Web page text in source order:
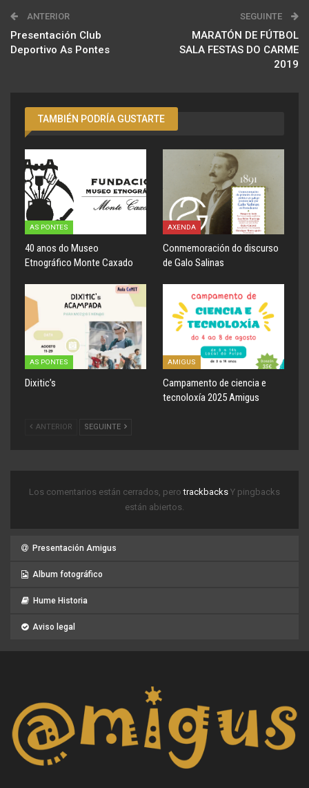
ANTERIOR
Presentación Club
Deportivo As Pontes
SEGUINTE
MARATÓN DE FÚTBOL
SALA FESTAS DO CARME
2019
TAMBIÉN PODRÍA GUSTARTE
AS PONTES
40 anos do Museo
Etnográfico Monte Caxado
AXENDA
Conmemoración do discurso
de Galo Salinas
AS PONTES
Dixitic’s
AMIGUS
Campamento de ciencia e
tecnoloxía 2025 Amigus
ANTERIOR SEGUINTE
Los comentarios están cerrados, perotrackbacks Y pingbacks
están abiertos.
Presentación Amigus
Album fotográfico
Hume Historia
Aviso legal